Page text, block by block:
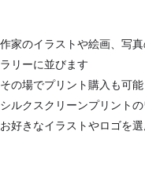
作家のイラストや絵画、写
ラリーに並びます
その場でプリント購入も可能
シルクスクリーンプリント
お好きなイラストやロゴを